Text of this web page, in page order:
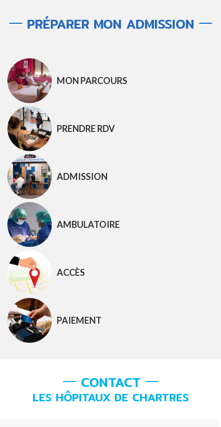
PRÉPARER MON ADMISSION
MON PARCOURS
PRENDRE RDV
ADMISSION
AMBULATOIRE
ACCÈS
PAIEMENT
CONTACT
LES HÔPITAUX DE CHARTRES